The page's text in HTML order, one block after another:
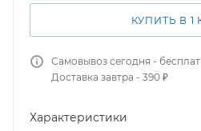
КУПИТЬ В 1
Самовывоз сегодня -
Доставка завтра - 390 ₽
Характеристики